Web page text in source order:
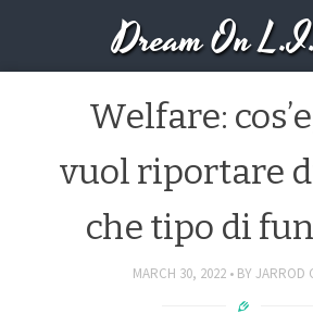
Dream On
Welfare:
vuol riportare
che tipo di
MARCH 30, 2022 BY JARROD